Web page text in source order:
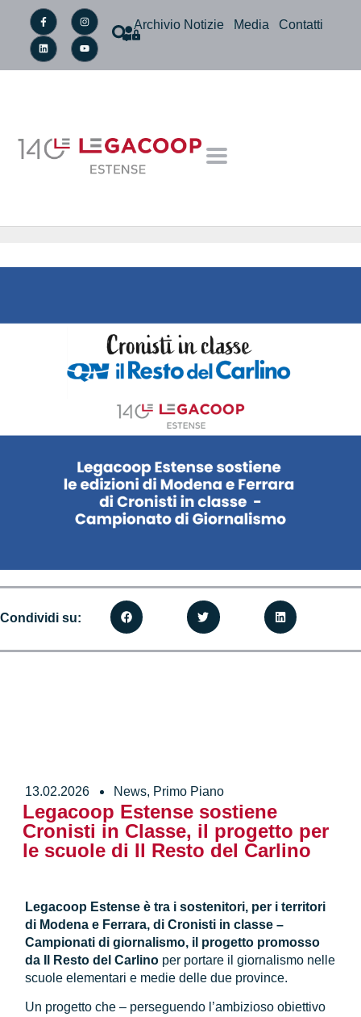
Archivio Notizie Media Contatti
13.02.2026 News, Primo Piano
Legacoop Estense sostiene
Cronisti in Classe, il progetto per
le scuole di Il Resto del Carlino
Legacoop Estense è tra i sostenitori, per i territori
di Modena e Ferrara, di Cronisti in classe –
Campionati di giornalismo, il progetto promosso
da Il Resto del Carlino per portare il giornalismo nelle
scuole elementari e medie delle due province.
Un progetto che – perseguendo l’ambizioso obiettivo
Condividi su: